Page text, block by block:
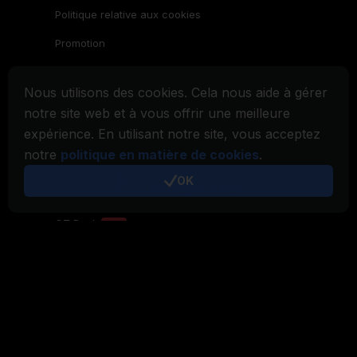
Nous utilisons des cookies. Cela nous aide à gérer
notre site web et à vous offrir une meilleure
expérience. En utilisant notre site, vous acceptez
notre politique en matière de cookies.
OK
Politique relative aux cookies
Promotion
Navigateur CryptoTab
CryptoTabpour Android MAX
CryptoTabpour Android PRO
CryptoTabpour Android LITE
CT Pool